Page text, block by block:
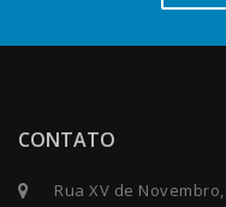
CONTATO
Rua XV de